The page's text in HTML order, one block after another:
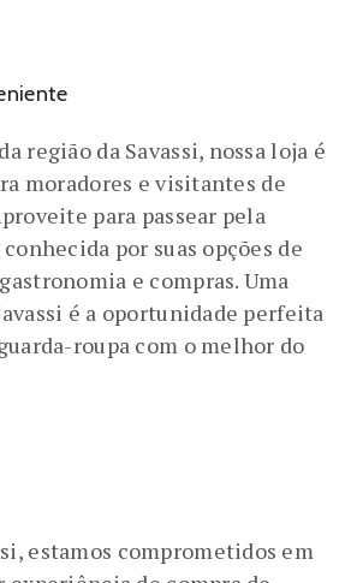
região da Savassi, nossa loja é
moradores e visitantes de
para passear pela
conhecida por suas opções de
e compras. Uma
é a oportunidade perfeita
roupa com o melhor do
estamos comprometidos em